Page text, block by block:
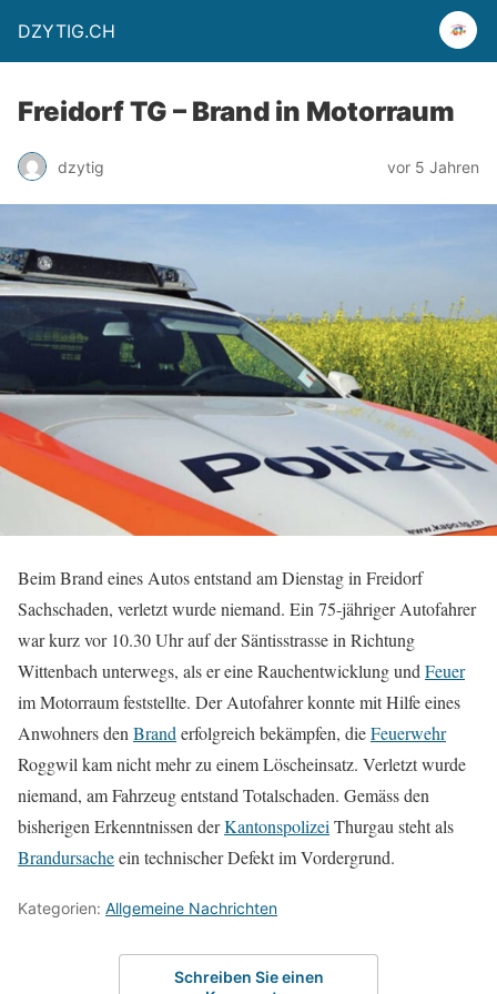
DZYTIG.CH
Freidorf TG – Brand in Motorraum
dzytig vor 5 Jahren
Beim Brand eines Autos entstand am Dienstag in Freidorf
Sachschaden, verletzt wurde niemand. Ein 75-jähriger Autofahrer
war kurz vor 10.30 Uhr auf der Säntisstrasse in Richtung
Wittenbach unterwegs, als er eine Rauchentwicklung und Feuer
im Motorraum feststellte. Der Autofahrer konnte mit Hilfe eines
Anwohners den Brand erfolgreich bekämpfen, dieFeuerwehr
Roggwil kam nicht mehr zu einem Löscheinsatz. Verletzt wurde
niemand, am Fahrzeug entstand Totalschaden. Gemäss den
bisherigen Erkenntnissen derKantonspolizei Thurgau steht als
Brandursacheein technischer Defekt im Vordergrund.
Kategorien: Allgemeine Nachrichten
Schreiben Sie einen